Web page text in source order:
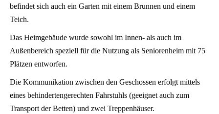
befindet sich auch ein Garten mit einem Brunnen und einem
Teich.
Das Heimgebäude wurde sowohl im Innen- als auch im
Außenbereich speziell für die Nutzung als Seniorenheim mit 75
Plätzen entworfen.
Die Kommunikation zwischen den Geschossen erfolgt mittels
eines behindertengerechten Fahrstuhls (geeignet auch zum
Transport der Betten) und zwei Treppenhäuser.